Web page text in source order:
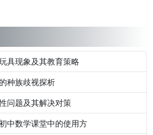
具现象及其教育策略
种族歧视探析
问题及其解决对策
中数学课堂中的使用方